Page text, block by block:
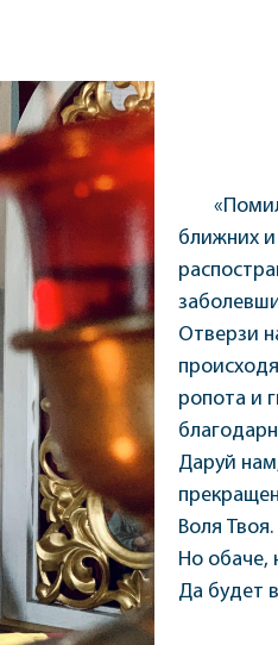
ближних
Отверзи
ропота и
Даруй
Воля Твоя.
Но обаче,
Да будет